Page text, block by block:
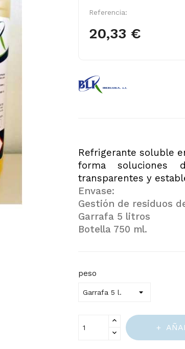
Referencia:
20,33 €
Refrigerante soluble
forma soluciones
transparentes y
Envase:
Gestión de residuos
Garrafa 5 litros
Botella 750 ml.
peso